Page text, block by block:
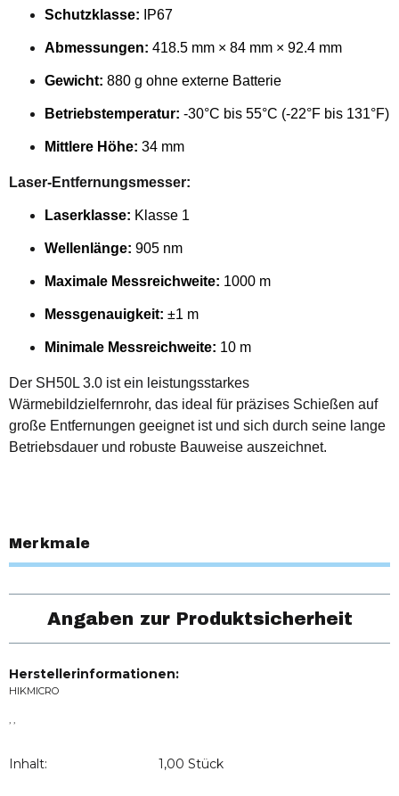
Schutzklasse: IP67
Abmessungen: 418.5 mm × 84 mm × 92.4 mm
Gewicht: 880 g ohne externe Batterie
Betriebstemperatur: -30°C bis 55°C (-22°F bis 131°F)
Mittlere Höhe: 34 mm
Laser-Entfernungsmesser:
Laserklasse: Klasse 1
Wellenlänge: 905 nm
Maximale Messreichweite: 1000 m
Messgenauigkeit: ±1 m
Minimale Messreichweite: 10 m
Der SH50L 3.0 ist ein leistungsstarkes
Wärmebildzielfernrohr, das ideal für präzises Schießen auf
große Entfernungen geeignet ist und sich durch seine lange
Betriebsdauer und robuste Bauweise auszeichnet.
Merkmale
Angaben zur Produktsicherheit
Herstellerinformationen:
HIKMICRO
, ,
Inhalt: 1,00 Stück